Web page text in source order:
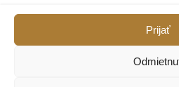
Prijať